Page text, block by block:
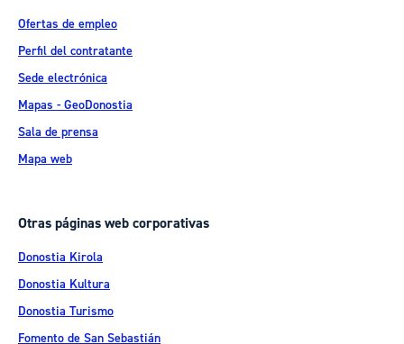
Ofertas de empleo
Perfil del contratante
Sede electrónica
Mapas - GeoDonostia
Sala de prensa
Mapa web
Otras páginas web corporativas
Donostia Kirola
Donostia Kultura
Donostia Turismo
Fomento de San Sebastián